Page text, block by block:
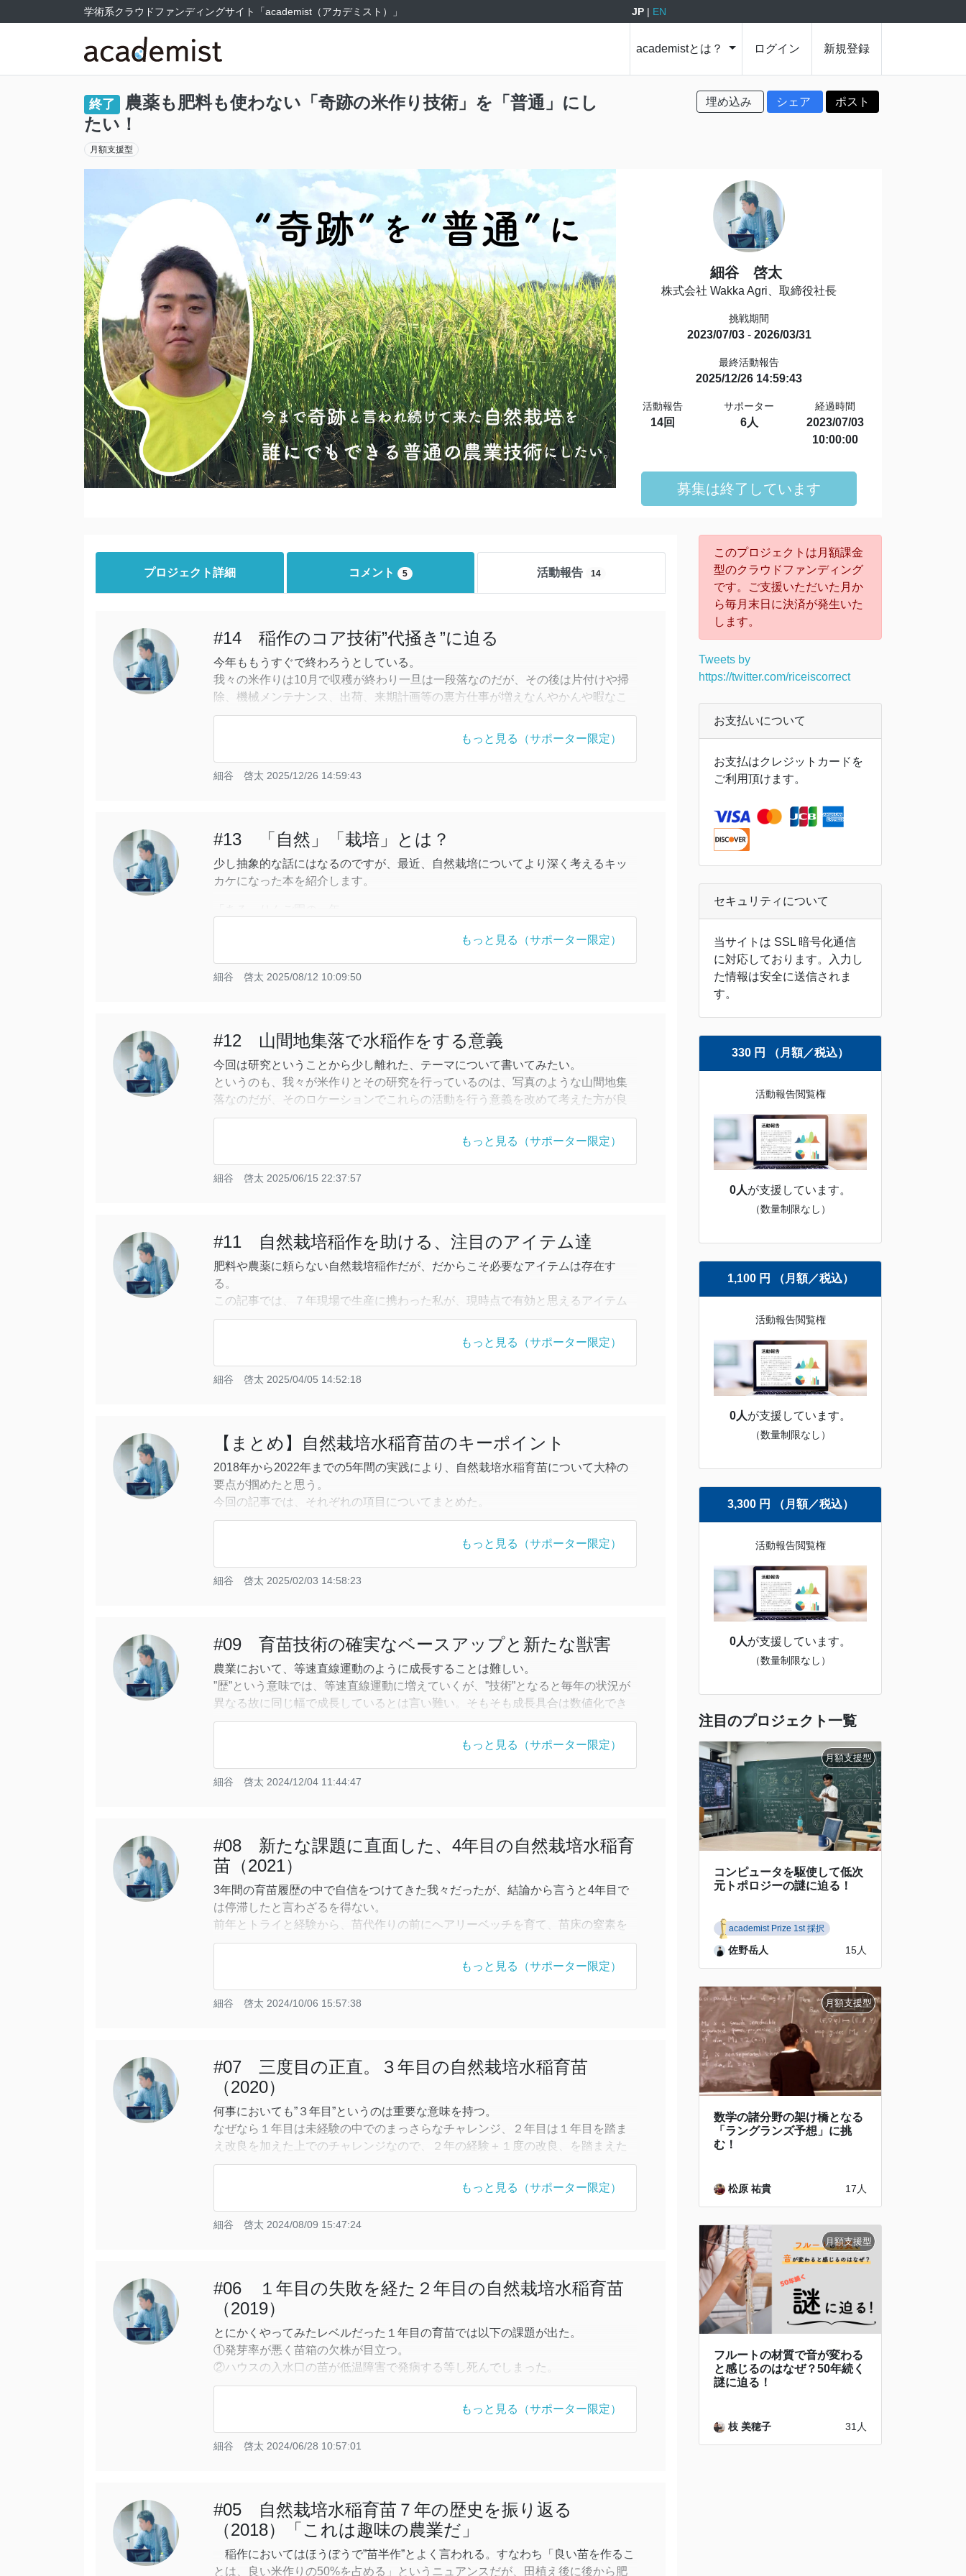
学術系クラウドファンディングサイト 「academist（アカデミスト）」 JP | EN
academistとは？ ログイン 新規登録
終了
農薬も肥料も使わない「奇跡の米作り技術」を「普通」にし
たい！
月額支援型
埋め込み シェア ポスト
細谷 啓太
株式会社 Wakka Agri、取締役社長
挑戦期間
2023/07/03- 2026/03/31
最終活動報告
2025/12/26 14:59:43
活動報告
14回
サポーター
6人
経過時間
2023/07/03
10:00:00
募集は終了しています
プロジェクト詳細 コメント 5 活動報告 14
#14 稲作のコア技術”代掻き”に迫る
今年ももうすぐで終わろうとしている。
我々の米作りは10月で収穫が終わり一旦は一段落なのだが、その後は片付けや掃
除、機械メンテナンス、出荷、来期計画等の裏方仕事が増えなんやかんや暇なこ
とはなくあっという間に年の瀬を迎える。
そして年が明ければ、いよいよ26年産の米作りに向かって、時計の針は急速に回
そんな師走だが、今年はじめた新しい研究アプローチを紹介したい。
もっと見る（サポーター限定）
細谷 啓太 2025/12/26 14:59:43
#13 「自然」「栽培」とは？
少し抽象的な話にはなるのですが、最近、自然栽培についてより深く考えるキッ
カケになった本を紹介します。
おり、その言葉が考えさせられます。例えば、この文章など。
もっと見る（サポーター限定）
細谷 啓太 2025/08/12 10:09:50
#12 山間地集落で水稲作をする意義
今回は研究ということから少し離れた、テーマについて書いてみたい。
というのも、我々が米作りとその研究を行っているのは、写真のような山間地集
落なのだが、そのロケーションでこれらの活動を行う意義を改めて考えた方が良
いと考えたからだ。
現在の日本農政の一つの方向性として、国際競争力の高いコメを生産することが
挙げられている。
輸出事業の現状からみても、一般の日本産米は確かにまだまだ国際市場では高く
もっと見る（サポーター限定）
細谷 啓太 2025/06/15 22:37:57
#11 自然栽培稲作を助ける、注目のアイテム達
肥料や農薬に頼らない自然栽培稲作だが、だからこそ必要なアイテムは存在す
る。
この記事では、７年現場で生産に携わった私が、現時点で有効と思えるアイテム
を３点紹介したい。
https://store.shopping.yahoo.co.jp/plusys/4165.html
窒素肥料の投入により、外部から窒素補填をしない自然栽培稲作において、水温
もっと見る（サポーター限定）
細谷 啓太 2025/04/05 14:52:18
【まとめ】自然栽培水稲育苗のキーポイント
2018年から2022年までの5年間の実践により、自然栽培水稲育苗について大枠の
要点が掴めたと思う。
今回の記事では、それぞれの項目についてまとめた。
無肥料無農薬の自然栽培、とは言っても、育苗において全くの無肥料で良い苗を
作ることは難しい。
実際、色んな自然栽培農家をみてきたが、良い苗を作っている人は育苗培土に何
もっと見る（サポーター限定）
細谷 啓太 2025/02/03 14:58:23
#09 育苗技術の確実なベースアップと新たな獣害
農業において、等速直線運動のように成長することは難しい。
”歴”という意味では、等速直線運動に増えていくが、”技術”となると毎年の状況が
異なる故に同じ幅で成長しているとは言い難い。そもそも成長具合は数値化でき
ないので感覚的にならざるを得ない。
これまでの４年間の自然栽培育苗の過程で、床土へのヘアリーベッチ作付けを基
軸とする育苗体系にはある程度の自信をもった。他方で出芽率や苗床精度のバラ
つき、
もっと見る（サポーター限定）
細谷 啓太 2024/12/04 11:44:47
#08 新たな課題に直面した、4年目の自然栽培水稲育
苗（2021）
3年間の育苗履歴の中で自信をつけてきた我々だったが、結論から言うと4年目で
は停滞したと言わざるを得ない。
前年とトライと経験から、苗代作りの前にヘアリーベッチを育て、苗床の窒素を
増加させるというアプローチに確信をもったため、この年は全ビニールハウスで
この方式を実施した。しかし、ビニールハウスによって条件が異なり、ヘアリー
ベッチの生育はかなりバラつき、その生育差がその後のイネの育苗結果に大きく
作用し
もっと見る（サポーター限定）
細谷 啓太 2024/10/06 15:57:38
#07 三度目の正直。３年目の自然栽培水稲育苗
（2020）
何事においても”３年目”というのは重要な意味を持つ。
なぜなら１年目は未経験の中でのまっさらなチャレンジ、２年目は１年目を踏ま
え改良を加えた上でのチャレンジなので、２年の経験＋１度の改良、を踏まえた
上でのチャレンジが３年目だからだ。
ここで大きな手応えを掴めたら、自らの改良能力にも自信が持てるが、ここで手
応えが掴めないと自分の改良能力に大きな疑問符がつく。そうした意味で、「３
度目の正直」という言
もっと見る（サポーター限定）
細谷 啓太 2024/08/09 15:47:24
#06 １年目の失敗を経た２年目の自然栽培水稲育苗
（2019）
とにかくやってみたレベルだった１年目の育苗では以下の課題が出た。
①発芽率が悪く苗箱の欠株が目立つ。
②ハウスの入水口の苗が低温障害で発病する等し死んでしまった。
③ハウス内を歩いた時に苗箱にかけてしまった泥水の中に雑草の種が多く、苗箱
④均平さが甘く、苗箱が苗床に設置していない所は苗が水分を吸収できず枯れて
しまった。
もっと見る（サポーター限定）
細谷 啓太 2024/06/28 10:57:01
#05 自然栽培水稲育苗７年の歴史を振り返る
（2018）「これは趣味の農業だ」
稲作においてはほうぼうで”苗半作”とよく言われる。すなわち「良い苗を作るこ
とは、良い米作りの50%を占める」というニュアンスだが、田植え後に後から肥
このプロジェクトは月額課金
型のクラウドファンディング
です。ご支援いただいた月か
ら毎月末日に決済が発生いた
します。
Tweets by
https://twitter.com/riceiscorrect
お支払いについて
お支払はクレジットカードを
ご利用頂けます。
セキュリティについて
当サイトは SSL 暗号化通信
に対応しております。入力し
た情報は安全に送信されま
す。
330 円 （月額／税込）
活動報告閲覧権
0人が支援しています。
（数量制限なし）
1,100 円 （月額／税込）
活動報告閲覧権
0人が支援しています。
（数量制限なし）
3,300 円 （月額／税込）
活動報告閲覧権
0人が支援しています。
（数量制限なし）
注目のプロジェクト一覧
コンピュータを駆使して低次
元トポロジーの謎に迫る！
academist Prize 1st 採択
佐野岳人 15人
数学の諸分野の架け橋となる
「ラングランズ予想」に挑
む！
松原 祐貴 17人
フルートの材質で音が変わる
と感じるのはなぜ？50年続く
謎に迫る！
枝 美穂子 31人